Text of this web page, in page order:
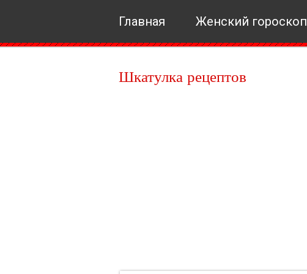
Главная Женский гороскоп
Шкатулка рецептов